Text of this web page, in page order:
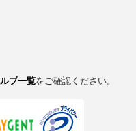
プ一覧をご確認ください。